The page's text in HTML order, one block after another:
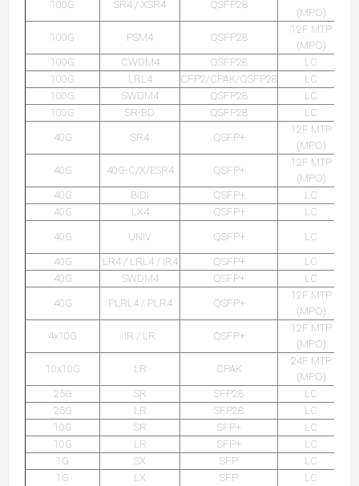
100G SR4 / XSR4 QSFP28
(MPO)
100G PSM4 QSFP28
12F MTP
(MPO)
100G
CWDM4 QSFP28
LC
100G
LRL4 CFP2/CPAK/QSFP28
LC
100G
SWDM4 QSFP28
LC
100G
SR-BD QSFP28 LC
40G SR4 QSFP+
12F MTP
(MPO)
40G 40G-C/X/ESR4 QSFP+
12F MTP
(MPO)
40G
BIDI QSFP+
LC
40G
LX4 QSFP+ LC
40G UNIV QSFP+ LC
40G LR4 / LRL4 / IR4 QSFP+
LC
40G
SWDM4 QSFP+ LC
40G PLRL4 / PLR4 QSFP+
12F MTP
(MPO)
4x10G IR / LR QSFP+
12F MTP
(MPO)
10x10G LR CPAK
24F MTP
(MPO)
25G SR SFP28
LC
25G
LR SFP28
LC
10G
SR SFP+
LC
10G
LR SFP+
LC
1G
SX SFP
LC
1G
LX SFP LC